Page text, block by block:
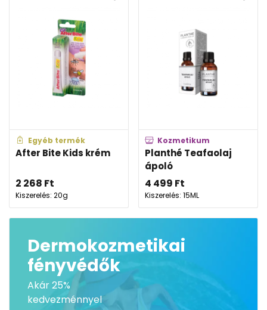
Egyéb termék
After Bite Kids krém
2 268 Ft
Kiszerelés: 20g
Kozmetikum
Planthé Teafaolaj
ápoló
4 499 Ft
Kiszerelés: 15ML
Dermokozmetikai
fényvédők
Akár 25%
kedvezménnyel